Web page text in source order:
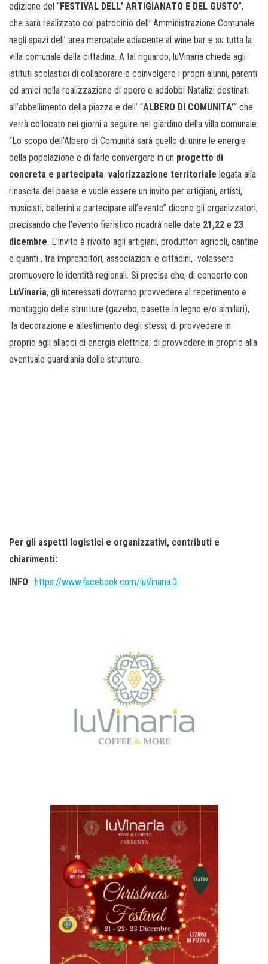
edizione del “FESTIVAL DELL’ ARTIGIANATO E DEL GUSTO”,
che sarà realizzato col patrocinio dell’ Amministrazione Comunale
negli spazi dell’ area mercatale adiacente al wine bar e su tutta la
villa comunale della cittadina. A tal riguardo, luVinaria chiede agli
istituti scolastici di collaborare e coinvolgere i propri alunni, parenti
ed amici nella realizzazione di opere e addobbi Natalizi destinati
all’abbellimento della piazza e dell’ “ALBERO DI COMUNITA’“ che
verrà collocato nei giorni a seguire nel giardino della villa comunale.
“Lo scopo dell’Albero di Comunità sarà quello di unire le energie
della popolazione e di farle convergere in un progetto di
concreta e partecipata valorizzazione territoriale legata alla
rinascita del paese e vuole essere un invito per artigiani, artisti,
musicisti, ballerini a partecipare all’evento” dicono gli organizzatori,
precisando che l’evento fieristico ricadrà nelle date 21,22 e 23
dicembre. L’invito è rivolto agli artigiani, produttori agricoli, cantine
e quanti , tra imprenditori, associazioni e cittadini, volessero
promuovere le identità regionali. Si precisa che, di concerto con
LuVinaria, gli interessati dovranno provvedere al reperimento e
montaggio delle strutture (gazebo, casette in legno e/o similari),
la decorazione e allestimento degli stessi; di provvedere in
proprio agli allacci di energia elettrica; di provvedere in proprio alla
eventuale guardiania delle strutture.
Per gli aspetti logistici e organizzativi, contributi e
chiarimenti:
INFO: https://www.facebook.com/luVinaria.0